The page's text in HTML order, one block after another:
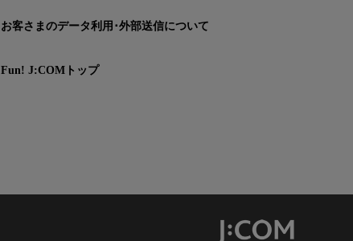
お客さまのデータ利用･外部送信について
Fun! J:COMトップ